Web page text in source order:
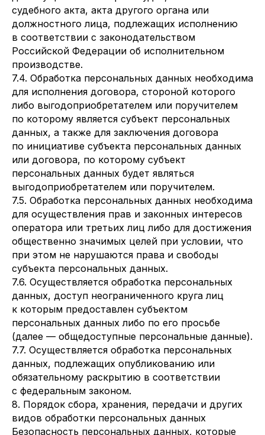
судебного акта, акта другого органа или
должностного лица, подлежащих исполнению
в соответствии с законодательством
Российской Федерации об исполнительном
производстве.
7.4. Обработка персональных данных необходима
для исполнения договора, стороной которого
либо выгодоприобретателем или поручителем
по которому является субъект персональных
данных, а также для заключения договора
по инициативе субъекта персональных данных
или договора, по которому субъект
персональных данных будет являться
выгодоприобретателем или поручителем.
7.5. Обработка персональных данных необходима
для осуществления прав и законных интересов
оператора или третьих лиц либо для достижения
общественно значимых целей при условии, что
при этом не нарушаются права и свободы
субъекта персональных данных.
7.6. Осуществляется обработка персональных
данных, доступ неограниченного круга лиц
к которым предоставлен субъектом
персональных данных либо по его просьбе
(далее — общедоступные персональные данные).
7.7. Осуществляется обработка персональных
данных, подлежащих опубликованию или
обязательному раскрытию в соответствии
с федеральным законом.
8. Порядок сбора, хранения, передачи и других
видов обработки персональных данных
Безопасность персональных данных, которые